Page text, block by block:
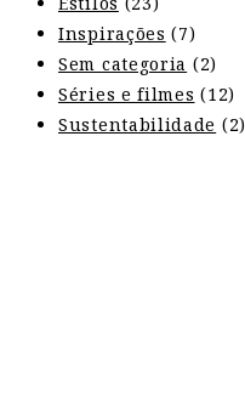
Inspirações (7)
Sem categoria (2)
Séries e filmes (12)
Sustentabilidade (2)